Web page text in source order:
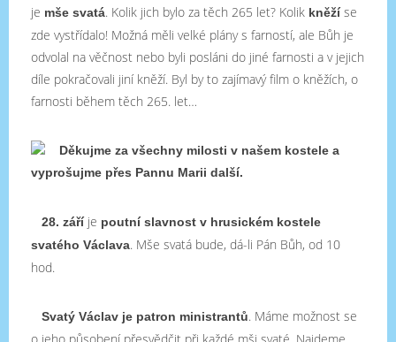
je mše svatá. Kolik jich bylo za těch 265 let? Kolik kněžíse
zde vystřídalo! Možná měli velké plány s farností, ale Bůh je
odvolal na věčnost nebo byli posláni do jiné farnosti a v jejich
díle pokračovali jiní kněží. Byl by to zajímavý film o kněžích, o
farnosti během těch 265. let…
Děkujme za všechny milosti v našem kostele a
vyprošujme přes Pannu Marii další.
28. záříje poutní slavnost v hrusickém kostele
svatého Václava. Mše svatá bude, dá-li Pán Bůh, od 10
hod.
Svatý Václav je patron ministrantů. Máme možnost se
o jeho působení přesvědčit při každé mši svaté. Najdeme